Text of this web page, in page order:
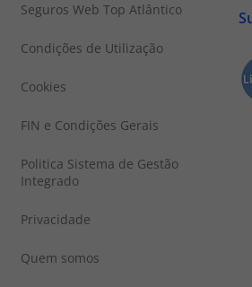
Seguros Web Top Atlântico
Condições de Utilização
Cookies
FIN e Condições Gerais
Politica Sistema de Gestão
Integrado
Privacidade
Quem somos